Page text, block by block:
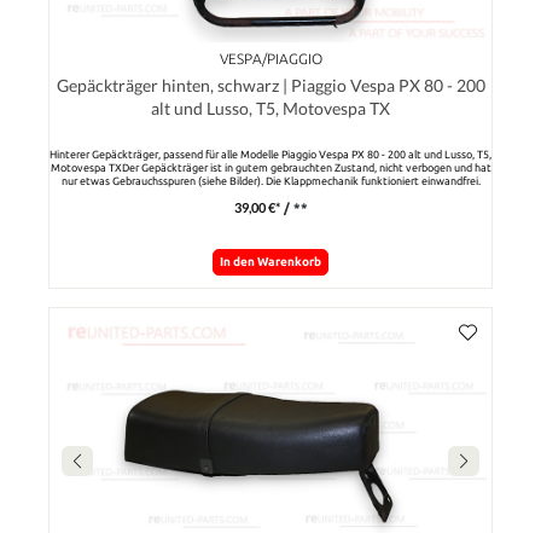
VESPA/PIAGGIO
Gepäckträger hinten, schwarz | Piaggio Vespa PX 80 - 200
alt und Lusso, T5, Motovespa TX
Hinterer Gepäckträger, passend für alle Modelle Piaggio Vespa PX 80 - 200 alt und Lusso, T5,
Motovespa TXDer Gepäckträger ist in gutem gebrauchten Zustand, nicht verbogen und hat
nur etwas Gebrauchsspuren (siehe Bilder). Die Klappmechanik funktioniert einwandfrei.
39,00 €* / **
In den Warenkorb